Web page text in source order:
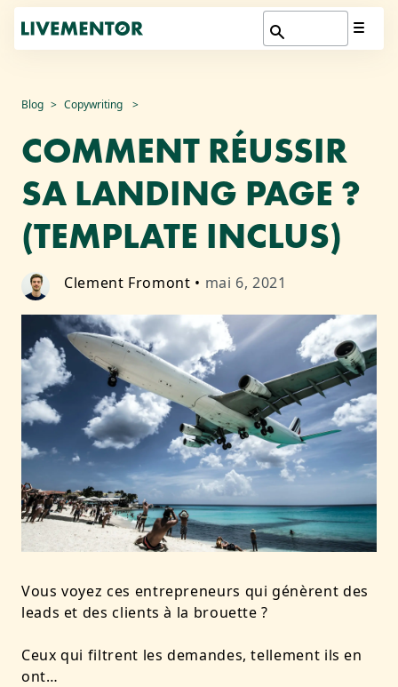
Aller
contenu
Blog Copywriting
COMMENT RÉUSSIR
SA LANDING PAGE ?
(TEMPLATE INCLUS)
Clement Fromont • mai 6, 2021
Vous voyez ces entrepreneurs qui génèrent des
leads et des clients à la brouette ?
Ceux qui filtrent les demandes, tellement ils en
ont…